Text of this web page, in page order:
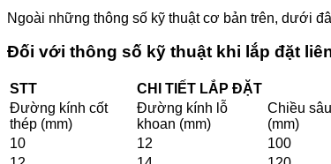
Ngoài những thông số kỹ thuật cơ bản trên, dưới
Đối với thông số kỹ thuật khi lắp đặt
STT CHI TIẾT LẮP ĐẶT
Đường kính cốt
thép (mm)
Đường kính lỗ
khoan (mm)
Chiều
(mm)
10
12 100